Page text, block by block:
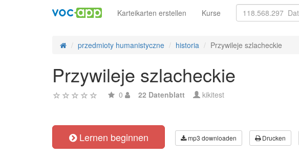
Karteikarten erstellen Kurse
przedmioty humanistyczne historia Przywileje szlacheckie
Przywileje szlacheckie
0 22 Datenblatt kikitest
Lernen beginnen mp3 downloaden Drucken